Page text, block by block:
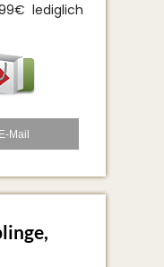
lediglich
E-Mail